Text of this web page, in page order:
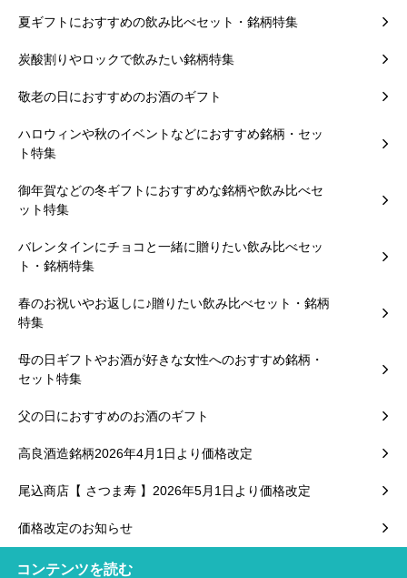
夏ギフトにおすすめの飲み比べセット・銘柄特集
炭酸割りやロックで飲みたい銘柄特集
敬老の日におすすめのお酒のギフト
ハロウィンや秋のイベントなどにおすすめ銘柄・セッ
ト特集
御年賀などの冬ギフトにおすすめな銘柄や飲み比べセ
ット特集
バレンタインにチョコと一緒に贈りたい飲み比べセッ
ト・銘柄特集
春のお祝いやお返しに♪贈りたい飲み比べセット・銘柄
特集
母の日ギフトやお酒が好きな女性へのおすすめ銘柄・
セット特集
父の日におすすめのお酒のギフト
高良酒造銘柄2026年4月1日より価格改定
尾込商店【 さつま寿 】2026年5月1日より価格改定
価格改定のお知らせ
コンテンツを読む